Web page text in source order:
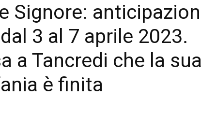
Signore:
3 al 7 aprile 2023.
a Tancredi che la sua
è finita